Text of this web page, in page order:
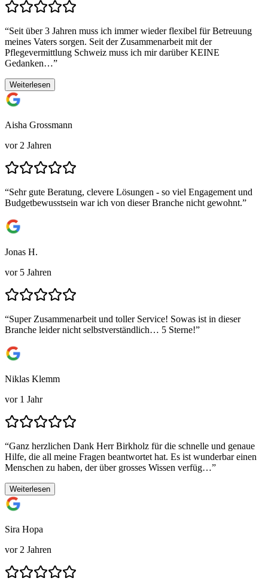
“Seit über 3 Jahren muss ich immer wieder flexibel für Betreuung
meines Vaters sorgen. Seit der Zusammenarbeit mit der
Pflegevermittlung Schweiz muss ich mir darüber KEINE
Gedanken…”
Weiterlesen
Aisha Grossmann
vor 2 Jahren
“Sehr gute Beratung, clevere Lösungen - so viel Engagement und
Budgetbewusstsein war ich von dieser Branche nicht gewohnt.”
Jonas H.
vor 5 Jahren
“Super Zusammenarbeit und toller Service! Sowas ist in dieser
Branche leider nicht selbstverständlich… 5 Sterne!”
Niklas Klemm
vor 1 Jahr
“Ganz herzlichen Dank Herr Birkholz für die schnelle und genaue
Hilfe, die all meine Fragen beantwortet hat. Es ist wunderbar einen
Menschen zu haben, der über grosses Wissen verfüg…”
Weiterlesen
Sira Hopa
vor 2 Jahren